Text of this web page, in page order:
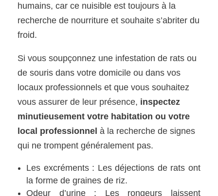
humains, car ce nuisible est toujours à la
recherche de nourriture et souhaite s’abriter du
froid.
Si vous soupçonnez une infestation de rats ou
de souris dans votre domicile ou dans vos
locaux professionnels et que vous souhaitez
vous assurer de leur présence, inspectez
minutieusement votre habitation ou votre
local professionnel à la recherche de signes
qui ne trompent généralement pas.
Les excréments : Les déjections de rats ont
la forme de graines de riz.
Odeur d’urine : Les rongeurs laissent